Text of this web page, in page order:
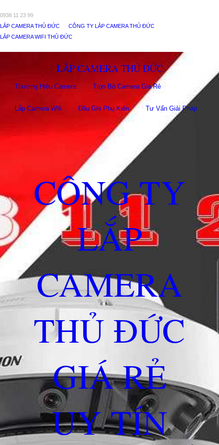
0938 11 23 99
LẮP CAMERA THỦ ĐỨC
CÔNG TY LẮP CAMERA THỦ ĐỨC
LẮP CAMERA WIFI THỦ ĐỨC
LẮP CAMERA THỦ ĐỨC
Thương Hiệu Camera Trọn Bộ Camera Giá Rẻ
Lắp Camera Wifi Đầu Ghi Phụ Kiên Tư Vấn Giải Pháp
CÔNG TY
LẮP
CAMERA
THỦ ĐỨC
GIÁ RẺ
UY TÍN